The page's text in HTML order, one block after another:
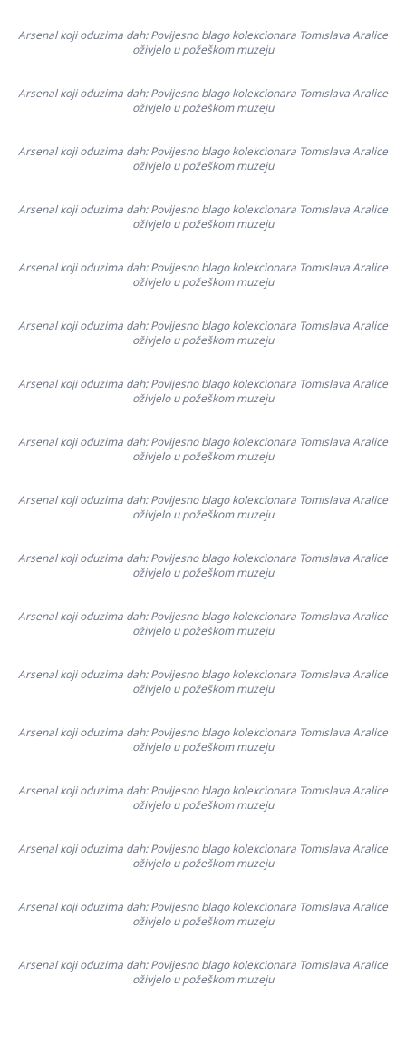
Arsenal koji oduzima dah: Povijesno blago kolekcionara Tomislava Aralice
oživjelo u požeškom muzeju
Arsenal koji oduzima dah: Povijesno blago kolekcionara Tomislava Aralice
oživjelo u požeškom muzeju
Arsenal koji oduzima dah: Povijesno blago kolekcionara Tomislava Aralice
oživjelo u požeškom muzeju
Arsenal koji oduzima dah: Povijesno blago kolekcionara Tomislava Aralice
oživjelo u požeškom muzeju
Arsenal koji oduzima dah: Povijesno blago kolekcionara Tomislava Aralice
oživjelo u požeškom muzeju
Arsenal koji oduzima dah: Povijesno blago kolekcionara Tomislava Aralice
oživjelo u požeškom muzeju
Arsenal koji oduzima dah: Povijesno blago kolekcionara Tomislava Aralice
oživjelo u požeškom muzeju
Arsenal koji oduzima dah: Povijesno blago kolekcionara Tomislava Aralice
oživjelo u požeškom muzeju
Arsenal koji oduzima dah: Povijesno blago kolekcionara Tomislava Aralice
oživjelo u požeškom muzeju
Arsenal koji oduzima dah: Povijesno blago kolekcionara Tomislava Aralice
oživjelo u požeškom muzeju
Arsenal koji oduzima dah: Povijesno blago kolekcionara Tomislava Aralice
oživjelo u požeškom muzeju
Arsenal koji oduzima dah: Povijesno blago kolekcionara Tomislava Aralice
oživjelo u požeškom muzeju
Arsenal koji oduzima dah: Povijesno blago kolekcionara Tomislava Aralice
oživjelo u požeškom muzeju
Arsenal koji oduzima dah: Povijesno blago kolekcionara Tomislava Aralice
oživjelo u požeškom muzeju
Arsenal koji oduzima dah: Povijesno blago kolekcionara Tomislava Aralice
oživjelo u požeškom muzeju
Arsenal koji oduzima dah: Povijesno blago kolekcionara Tomislava Aralice
oživjelo u požeškom muzeju
Arsenal koji oduzima dah: Povijesno blago kolekcionara Tomislava Aralice
oživjelo u požeškom muzeju